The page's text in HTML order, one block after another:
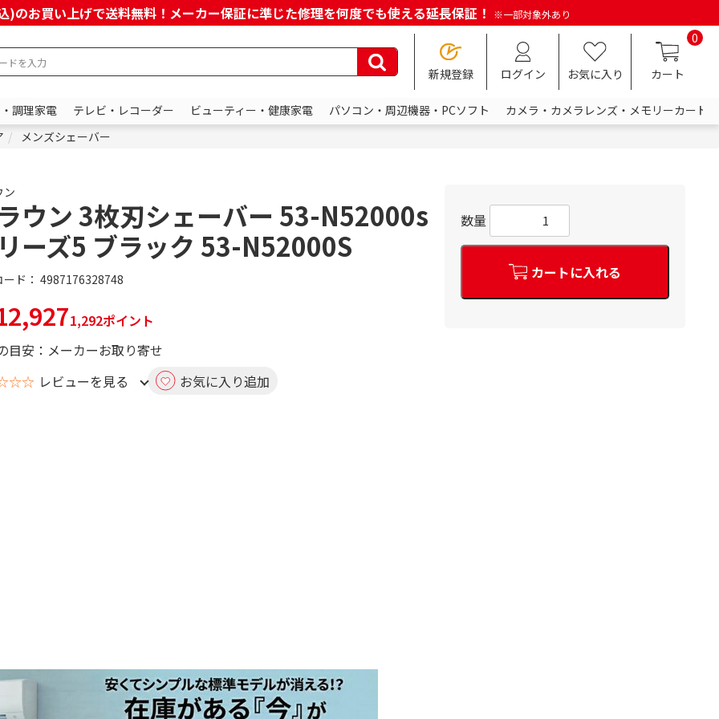
のお買い上げで送料無料！メーカー保証に準じた修理を何度でも使える延長保証！ ※一部対象外あり
新規登録 ログイン お気に入り
0
カート
調理家電 テレビ・レコーダー ビューティー・健康家電 パソコン・周辺機器・PCソフト
カメラ・カメラレンズ・メモリーカード
メンズシェーバー
ン
ウン 3枚刃シェーバー 53-N52000s
ーズ5 ブラック 53-N52000S
ド： 4987176328748
1,292ポイント
目安：メーカーお取り寄せ
レビューを見る お気に入り追加
数量
カートに入れる